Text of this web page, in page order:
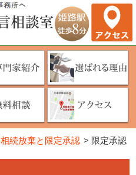
相続放棄と限定承認 > 限定承認